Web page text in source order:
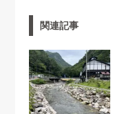
関連記事